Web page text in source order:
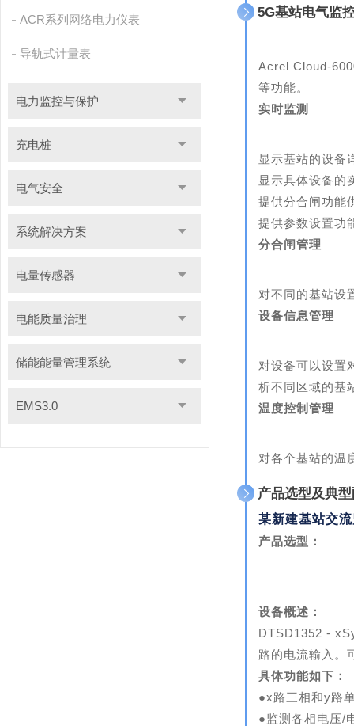
ACR系列网络电力仪表
导轨式计量表
电力监控与保护
充电桩
电气安全
系统解决方案
电量传感器
电能质量治理
储能能量管理系统
EMS3.0
5G基站电气监
Acrel Cloud-
等功能。
实时监测
显示基站的设备
显示具体设备的
提供分合闸功能
提供参数设置功
分合闸管理
对不同的基站设
设备信息管理
对设备可以设置
析不同区域的基
温度控制管理
对各个基站的温
产品选型及典
某新建基站交
产品选型：
设备概述：
DTSD1352 -
路的电流输入。
具体功能如下：
●x路三相和y路
●监测各相电压/